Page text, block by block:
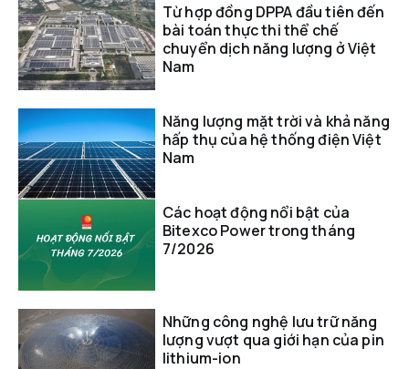
Từ hợp đồng DPPA đầu tiên đến
bài toán thực thi thể chế
chuyển dịch năng lượng ở Việt
Nam
Năng lượng mặt trời và khả năng
hấp thụ của hệ thống điện Việt
Nam
Các hoạt động nổi bật của
Bitexco Power trong tháng
7/2026
Những công nghệ lưu trữ năng
lượng vượt qua giới hạn của pin
lithium-ion